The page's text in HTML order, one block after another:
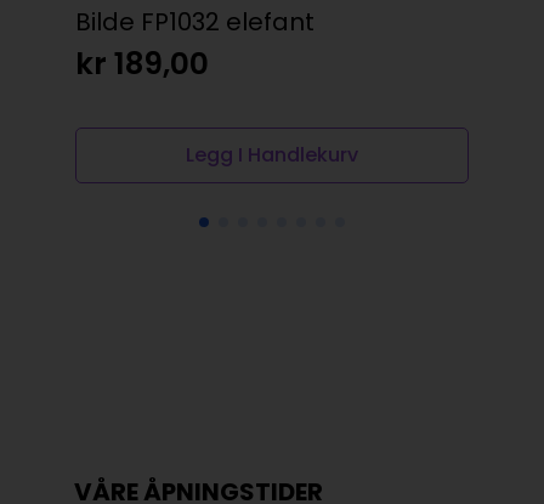
Bilde FP1032 elefant
kr 189,00
Legg I Handlekurv
VÅRE ÅPNINGSTIDER